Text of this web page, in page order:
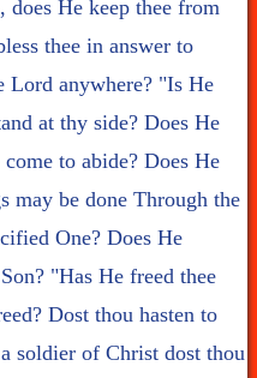
does He keep thee from
thee in answer to
Lord anywhere? "Is He
at thy side? Does He
to abide? Does He
may be done Through the
One? Does He
"Has He freed thee
Dost thou hasten to
soldier of Christ dost thou